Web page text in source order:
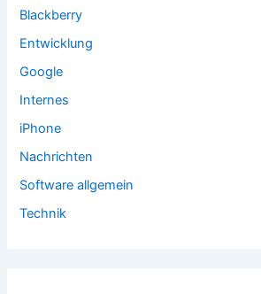
Blackberry
Entwicklung
Google
Internes
iPhone
Nachrichten
Software allgemein
Technik